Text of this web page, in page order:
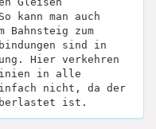
kann man auch
Bahnsteig zum
sind in
Hier verkehren
in alle
nicht, da der
ist.